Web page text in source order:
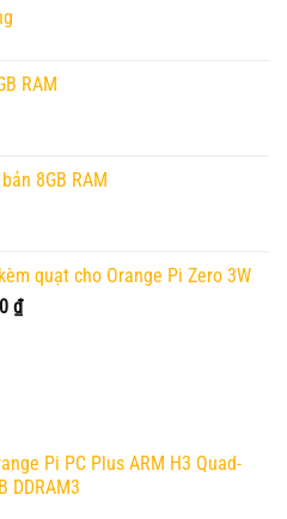
RAM
8GB RAM
quạt cho Orange Pi Zero 3W
₫Giá
Pi PC Plus ARM H3 Quad-
DDRAM3